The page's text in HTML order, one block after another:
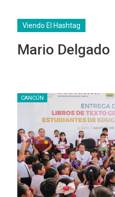
Viendo El Hashtag
Mario Delgado
CANCÚN